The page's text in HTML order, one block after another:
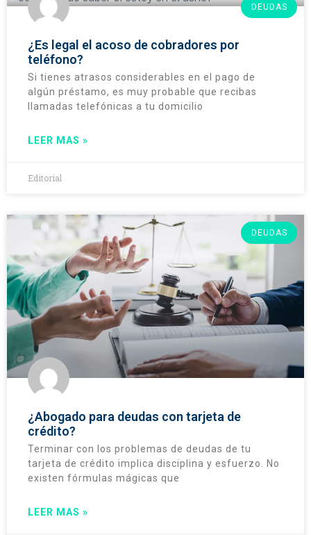
DEUDAS
¿Es legal el acoso de cobradores por
teléfono?
Si tienes atrasos considerables en el pago de
algún préstamo, es muy probable que recibas
llamadas telefónicas a tu domicilio
LEER MAS »
Editorial
DEUDAS
¿Abogado para deudas con tarjeta de
crédito?
Terminar con los problemas de deudas de tu
tarjeta de crédito implica disciplina y esfuerzo. No
existen fórmulas mágicas que
LEER MAS »